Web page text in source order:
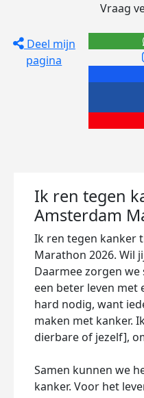
Deel mijn
pagina
Vraag
Ik ren tegen
Amsterdam
Ik ren tegen kanker
Marathon 2026. Wil
Daarmee zorgen we
een beter leven met
hard nodig, want
maken met kanker.
dierbare of jezelf],
Samen kunnen we
kanker. Voor het